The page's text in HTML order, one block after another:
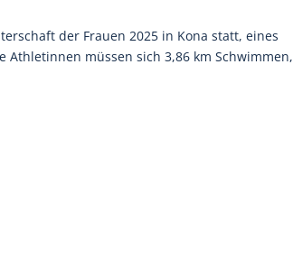
der Frauen 2025 in Kona statt, eines
müssen sich 3,86 km Schwimmen,